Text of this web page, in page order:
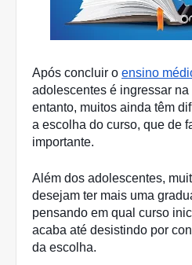
Após concluir o ensino
adolescentes é ingressar
entanto, muitos ainda têm
a escolha do curso, que de
importante.
Além dos adolescentes,
desejam ter mais uma
pensando em qual curso
acaba até desistindo por
da escolha.